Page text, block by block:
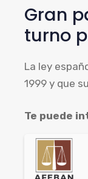
Gran
turno
La ley
1999 y que
Te puede